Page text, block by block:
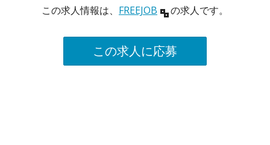
この求人情報は、 FREEJOB の求人です。
この求人に応募